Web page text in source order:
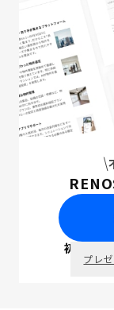
初回面談で
プレ